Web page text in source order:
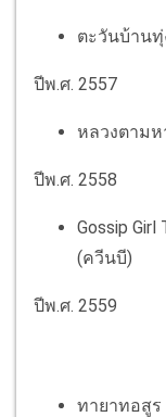
ตะวันบ้าน
ปีพ.ศ. 2557
หลวงตาม
ปีพ.ศ. 2558
Gossip
(ควีนบี)
ปีพ.ศ. 2559
ทายาทอสูร